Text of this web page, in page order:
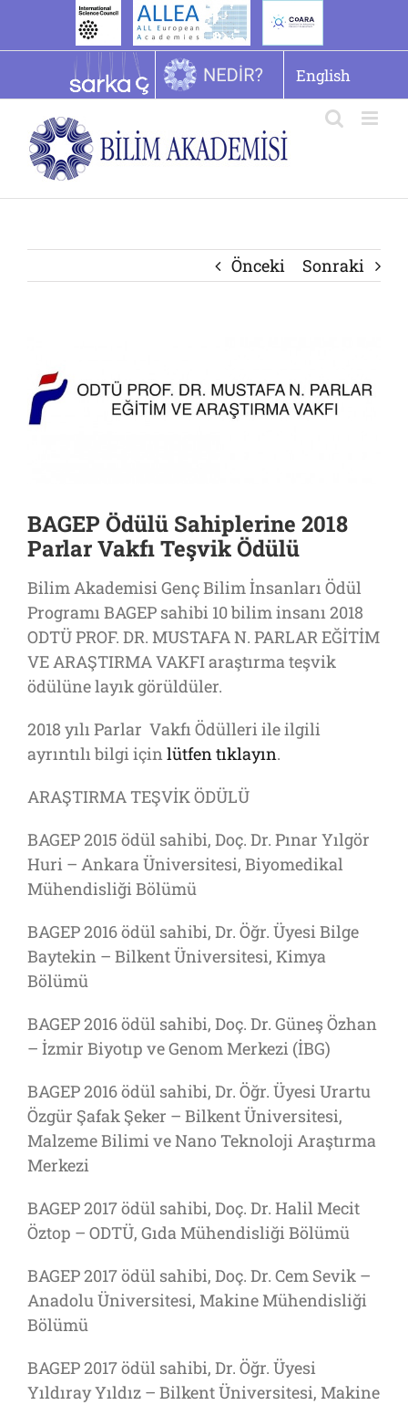
English
Önceki Sonraki
BAGEP Ödülü Sahiplerine 2018
Parlar Vakfı Teşvik Ödülü
Bilim Akademisi Genç Bilim İnsanları Ödül
Programı BAGEP sahibi 10 bilim insanı 2018
ODTÜ PROF. DR. MUSTAFA N. PARLAR EĞİTİM
VE ARAŞTIRMA VAKFI araştırma teşvik
ödülüne layık görüldüler.
2018 yılı Parlar Vakfı Ödülleri ile ilgili
ayrıntılı bilgi içinlütfen tıklayın.
ARAŞTIRMA TEŞVİK ÖDÜLÜ
BAGEP 2015 ödül sahibi, Doç. Dr. Pınar Yılgör
Huri – Ankara Üniversitesi, Biyomedikal
Mühendisliği Bölümü
BAGEP 2016 ödül sahibi, Dr. Öğr. Üyesi Bilge
Baytekin – Bilkent Üniversitesi, Kimya
Bölümü
BAGEP 2016 ödül sahibi, Doç. Dr. Güneş Özhan
– İzmir Biyotıp ve Genom Merkezi (İBG)
BAGEP 2016 ödül sahibi, Dr. Öğr. Üyesi Urartu
Özgür Şafak Şeker – Bilkent Üniversitesi,
Malzeme Bilimi ve Nano Teknoloji Araştırma
Merkezi
BAGEP 2017 ödül sahibi, Doç. Dr. Halil Mecit
Öztop – ODTÜ, Gıda Mühendisliği Bölümü
BAGEP 2017 ödül sahibi, Doç. Dr. Cem Sevik –
Anadolu Üniversitesi, Makine Mühendisliği
Bölümü
BAGEP 2017 ödül sahibi, Dr. Öğr. Üyesi
Yıldıray Yıldız – Bilkent Üniversitesi, Makine